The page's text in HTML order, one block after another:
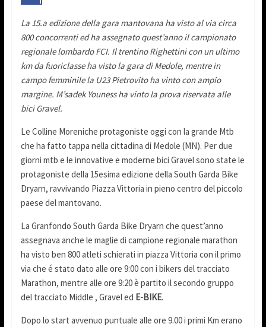
La 15.a edizione della gara mantovana ha visto al via circa
800 concorrenti ed ha assegnato quest’anno il campionato
regionale lombardo FCI. Il trentino Righettini con un ultimo
km da fuoriclasse ha visto la gara di Medole, mentre in
campo femminile la U23 Pietrovito ha vinto con ampio
margine. M’sadek Youness ha vinto la prova riservata alle
bici Gravel.
Le Colline Moreniche protagoniste oggi con la grande Mtb
che ha fatto tappa nella cittadina di Medole (MN). Per due
giorni mtb e le innovative e moderne bici Gravel sono state le
protagoniste della 15esima edizione della South Garda Bike
Dryarn, ravvivando Piazza Vittoria in pieno centro del piccolo
paese del mantovano.
La Granfondo South Garda Bike Dryarn che quest’anno
assegnava anche le maglie di campione regionale marathon
ha visto ben 800 atleti schierati in piazza Vittoria con il primo
via che é stato dato alle ore 9:00 con i bikers del tracciato
Marathon, mentre alle ore 9:20 è partito il secondo gruppo
del tracciato Middle , Gravel ed E-BIKE.
Dopo lo start avvenuo puntuale alle ore 9.00 i primi Km erano